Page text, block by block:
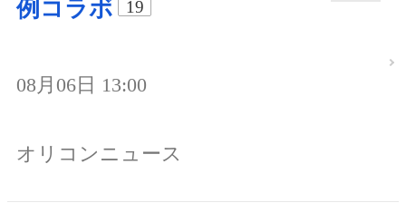
例コラボ
19
08月06日 13:00
オリコンニュース